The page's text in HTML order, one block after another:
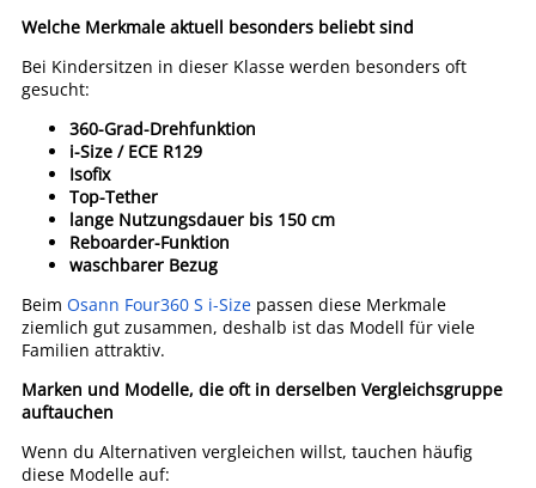
Welche Merkmale aktuell besonders beliebt sind
Bei Kindersitzen in dieser Klasse werden besonders oft
gesucht:
360-Grad-Drehfunktion
i-Size / ECE R129
Isofix
Top-Tether
lange Nutzungsdauer bis 150 cm
Reboarder-Funktion
waschbarer Bezug
Beim Osann Four360 S i-Size passen diese Merkmale
ziemlich gut zusammen, deshalb ist das Modell für viele
Familien attraktiv.
Marken und Modelle, die oft in derselben Vergleichsgruppe
auftauchen
Wenn du Alternativen vergleichen willst, tauchen häufig
diese Modelle auf: